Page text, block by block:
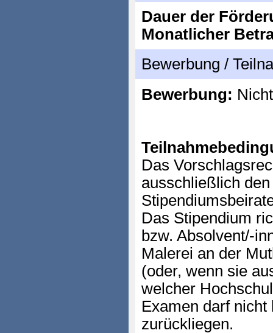
Dauer der
Monatlicher
Bewerbung /
Bewerbung:
Das
ausschließlich
Das Stipendium
bzw. Absolvent/-
Malerei an der
(oder, wenn sie
welcher
Examen darf
zurückliegen.